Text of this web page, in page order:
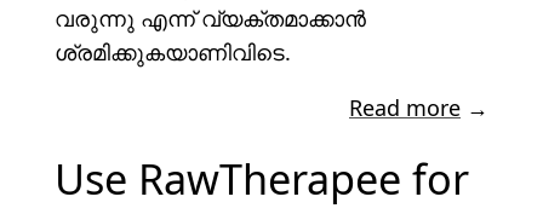
വരുന്നു എന്ന് വ്യക്തമാക്കാൻ
ശ്രമിക്കുകയാണിവിടെ.
Read more →
Use RawTherapee for